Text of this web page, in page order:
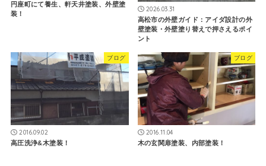
円座町にて養生、軒天井塗装、外壁塗
装！
2026.03.31
高松市の外壁ガイド：アイダ設計の外
壁塗装・外壁塗り替えで押さえるポイ
ント
ブログ
2016.09.02
高圧洗浄&木塗装！
ブログ
2016.11.04
木の玄関扉塗装、内部塗装！